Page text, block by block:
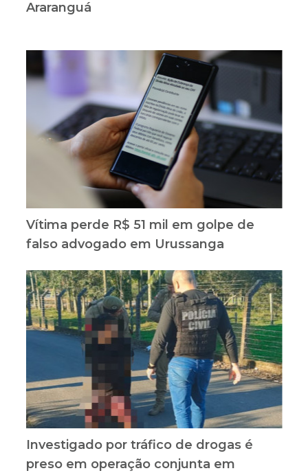
Araranguá
Vítima perde R$ 51 mil em golpe de
falso advogado em Urussanga
Investigado por tráfico de drogas é
preso em operação conjunta em